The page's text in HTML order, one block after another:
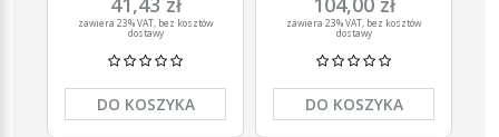
Kerbl
zawiera 23% VAT, bez kosztów
dostawy
DO KOSZYKA
zawiera 23% VAT, bez kosztów
dostawy
DO KOSZYKA